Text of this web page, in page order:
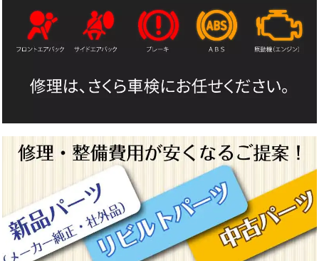
きないケースがございますのでご了承ください。
※引取り納車の際に消耗する燃料はお客様ご負担となりますのでご
了承ください。
*1（自賠責保険料） 令和5年4月1日に改定された保険料です。車
検切れまたは自賠責保険証の紛失の場合、自賠責保険は+1か月の
*2（自動車重量税）エコカー対象車への該当の有無、並びに初度
登録より13年経過、18年経過したお車によって自動車重量税額
が異なります。また、エコカー減税による免税・減税対象車となっ
ているお車は、表記金額とは異なる税額となる場合がございます。
新優遇税制の対象車に該当し、重量税の免税もしくは減免を受ける
ことができた場合には、差額分を返金（整備費用へ充当）させてい
ただきます。
*3（出張引取・納車）車検切れの場合、コース料金が異なりま